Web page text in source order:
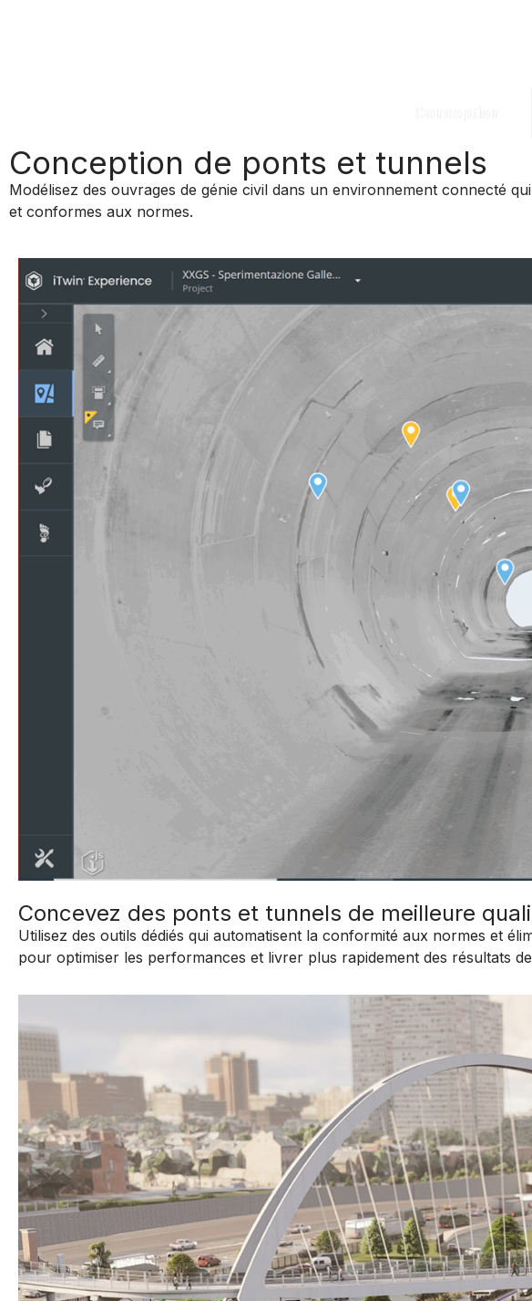
Conception de ponts et tunnels
Modélisez des ouvrages de génie civil dans un environnement connecté
et conformes aux normes.
Concevez des ponts et tunnels de meilleure
Utilisez des outils dédiés qui automatisent la conformité aux normes et
pour optimiser les performances et livrer plus rapidement des résultats